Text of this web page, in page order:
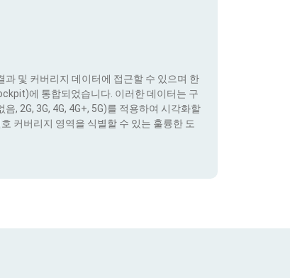
과 및 커버리지 데이터에 접근할 수 있으며 한
에 통합되었습니다. 이러한 데이터는 구
, 2G, 3G, 4G, 4G+, 5G)를 적용하여 시각화할
커버리지 영역을 식별할 수 있는 훌륭한 도